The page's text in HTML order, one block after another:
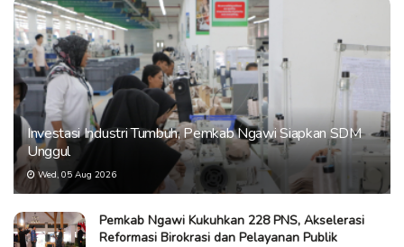
Investasi Industri Tumbuh, Pemkab Ngawi Siapkan SDM
Unggul
Wed, 05 Aug 2026
Pemkab Ngawi Kukuhkan 228 PNS, Akselerasi
Reformasi Birokrasi dan Pelayanan Publik